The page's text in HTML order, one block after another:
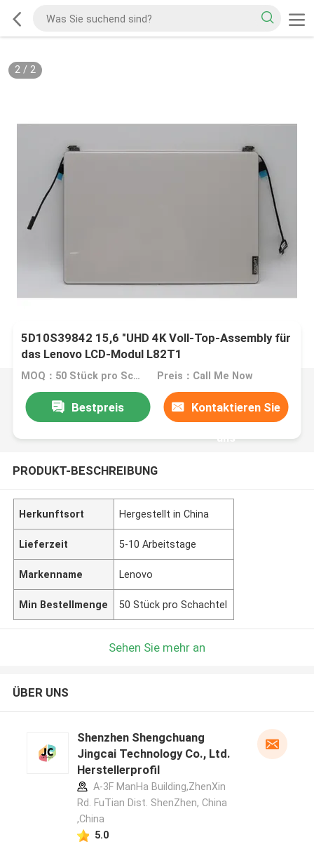
2/ 2
5D10S39842 15,6 "UHD 4K Voll-Top-Assembly für
das Lenovo LCD-Modul L82T1
MOQ：50 Stück pro Schachtel Preis：Call Me Now
Bestpreis Kontaktieren Sie
uns
PRODUKT-BESCHREIBUNG
Herkunftsort Hergestellt in China
Lieferzeit 5-10 Arbeitstage
Markenname Lenovo
Min Bestellmenge 50 Stück pro Schachtel
Sehen Sie mehr an
ÜBER UNS
Shenzhen Shengchuang
Jingcai Technology Co., Ltd.
Herstellerprofil
A-3F ManHa Building,ZhenXin
Rd. FuTian Dist. ShenZhen, China
,China
5.0